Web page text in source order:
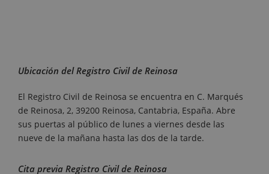
Ubicación del Registro Civil de Reinosa
El Registro Civil de Reinosa se encuentra en C. Marqués
de Reinosa, 2, 39200 Reinosa, Cantabria, España. Abre
sus puertas al público de lunes a viernes desde las
nueve de la mañana hasta las dos de la tarde.
Cita previa Registro Civil de Reinosa